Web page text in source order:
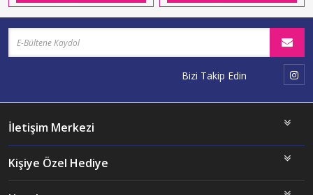
Bizi Takip Edin
İletişim Merkezi
Kişiye Özel Hediye